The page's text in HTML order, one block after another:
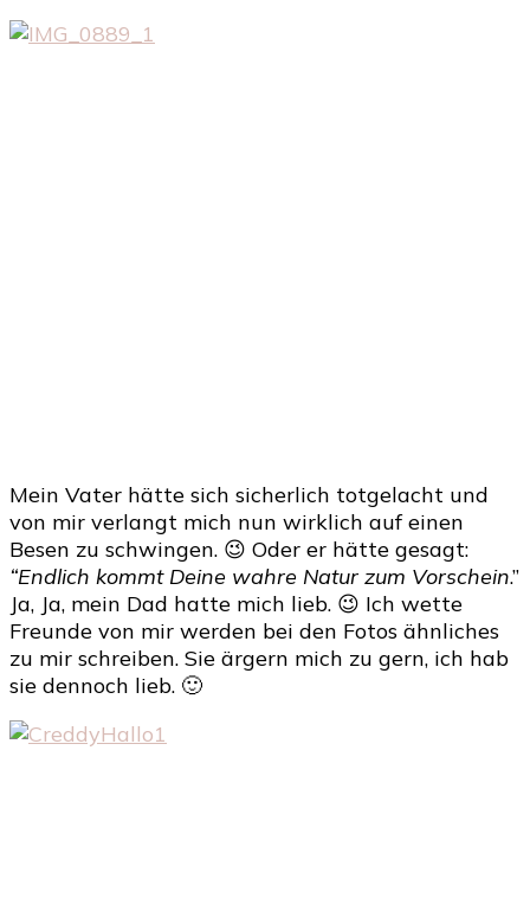
Mein Vater hätte sich sicherlich totgelacht und
von mir verlangt mich nun wirklich auf einen
Besen zu schwingen. 😉 Oder er hätte gesagt:
“Endlich kommt Deine wahre Natur zum Vorschein.”
Ja, Ja, mein Dad hatte mich lieb. 😉 Ich wette
Freunde von mir werden bei den Fotos ähnliches
zu mir schreiben. Sie ärgern mich zu gern, ich hab
sie dennoch lieb. 🙂